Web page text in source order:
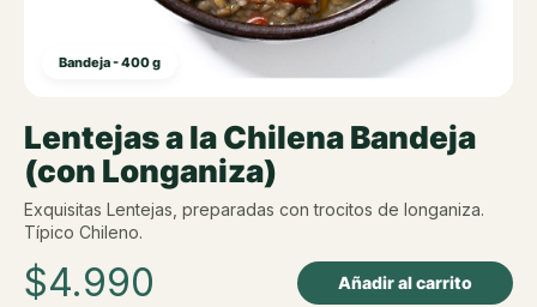
Bandeja - 400 g
Lentejas a la Chilena Bandeja
(con Longaniza)
Exquisitas Lentejas, preparadas con trocitos de longaniza.
Típico Chileno.
$4.990 Añadir al carrito